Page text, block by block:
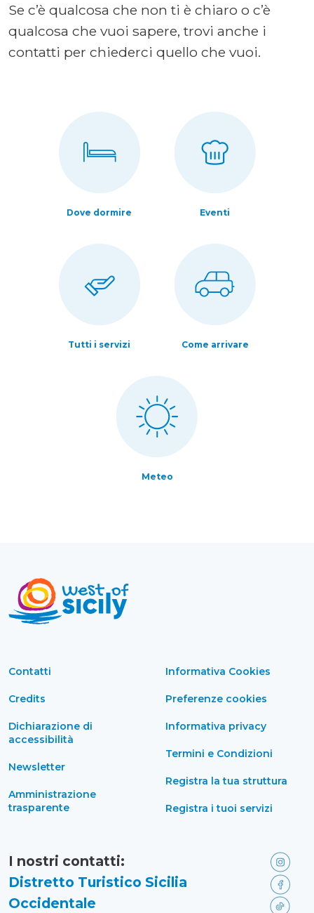
Se c’è qualcosa che non ti è chiaro o c’è
qualcosa che vuoi sapere, trovi anche i
contatti per chiederci quello che vuoi.
Dove dormire Eventi
Tutti i servizi Come arrivare
Meteo
Contatti
Credits
Dichiarazione di
accessibilità
Newsletter
Amministrazione
trasparente
Informativa Cookies
Preferenze cookies
Informativa privacy
Termini e Condizioni
Registra la tua struttura
Registra i tuoi servizi
I nostri contatti:
Distretto Turistico Sicilia
Occidentale